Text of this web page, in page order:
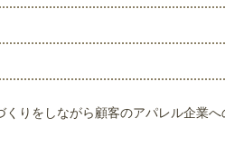
りをしながら顧客のアパレル企業へ